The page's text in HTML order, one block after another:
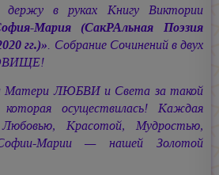
в руках Книгу Виктории
Мария(СакРАльная Поэзия
гг.)». Собрание Сочинений в двух
Матери ЛЮБВИ и Света за такой
осуществилась! Каждая
Красотой, Мудростью,
Марии —нашей Золотой